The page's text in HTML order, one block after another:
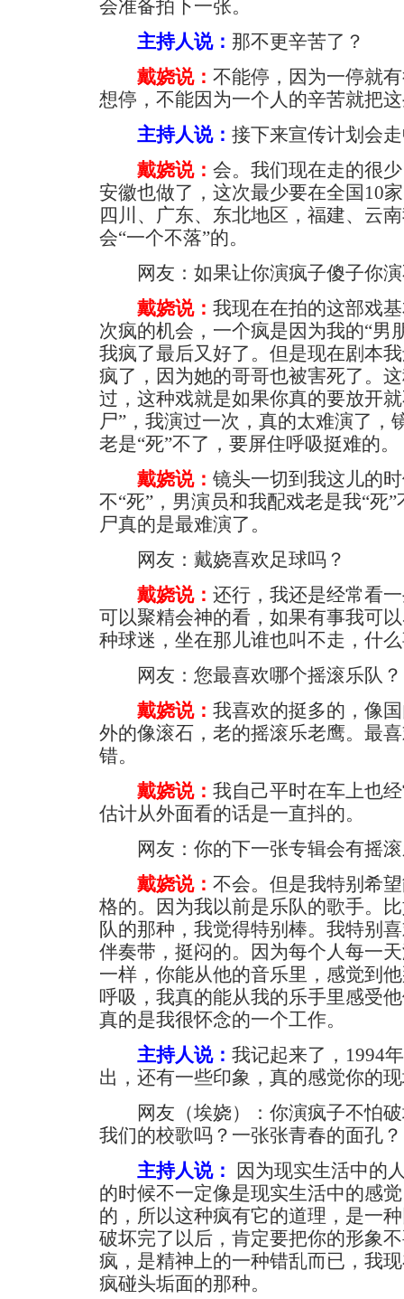
会准备拍下一张。
主持人说： 那不更辛苦了？
戴娆说： 不能停，因为一停就
想停，不能因为一个人的辛苦就把
主持人说： 接下来宣传计划会
戴娆说： 会。我们现在走的很
安徽也做了，这次最少要在全国10
四川、广东、东北地区，福建、云
会“一个不落”的。
网友：如果让你演疯子傻子你演
戴娆说： 我现在在拍的这部戏
次疯的机会，一个疯是因为我的“男
我疯了最后又好了。但是现在剧本
疯了，因为她的哥哥也被害死了。
过，这种戏就是如果你真的要放开
尸”，我演过一次，真的太难演了，
老是“死”不了，要屏住呼吸挺难的。
戴娆说： 镜头一切到我这儿的
不“死”，男演员和我配戏老是我“死
尸真的是最难演了。
网友：戴娆喜欢足球吗？
戴娆说： 还行，我还是经常看
可以聚精会神的看，如果有事我可
种球迷，坐在那儿谁也叫不走，什
网友：您最喜欢哪个摇滚乐队？
戴娆说： 我喜欢的挺多的，像
外的像滚石，老的摇滚乐老鹰。最
错。
戴娆说： 我自己平时在车上也
估计从外面看的话是一直抖的。
网友：你的下一张专辑会有摇滚
戴娆说： 不会。但是我特别希
格的。因为我以前是乐队的歌手。
队的那种，我觉得特别棒。我特别
伴奏带，挺闷的。因为每个人每一
一样，你能从他的音乐里，感觉到
呼吸，我真的能从我的乐手里感受
真的是我很怀念的一个工作。
主持人说： 我记起来了，1994
出，还有一些印象，真的感觉你的
网友（埃娆）：你演疯子不怕破
我们的校歌吗？一张张青春的面孔？
主持人说：
因为现实生活中的
的时候不一定像是现实生活中的感
的，所以这种疯有它的道理，是一
破坏完了以后，肯定要把你的形象
疯，是精神上的一种错乱而已，我
疯碰头垢面的那种。